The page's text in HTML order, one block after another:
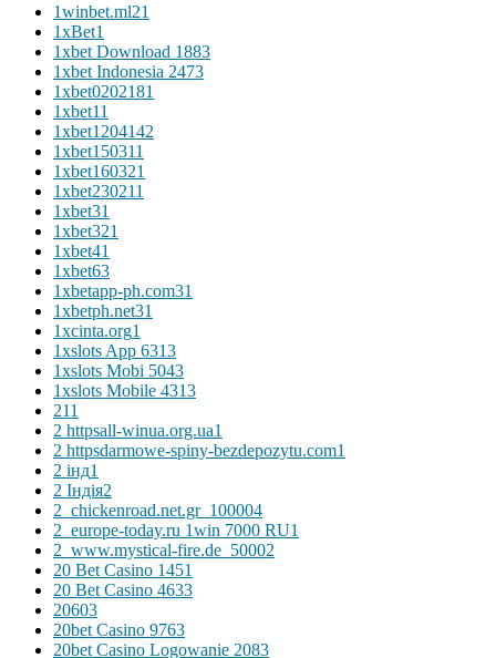
1winbet.ml21
1xBet1
1xbet Download 1883
1xbet Indonesia 2473
1xbet0202181
1xbet11
1xbet1204142
1xbet150311
1xbet160321
1xbet230211
1xbet31
1xbet321
1xbet41
1xbet63
1xbetapp-ph.com31
1xbetph.net31
1xcinta.org1
1xslots App 6313
1xslots Mobi 5043
1xslots Mobile 4313
211
2 httpsall-winua.org.ua1
2 httpsdarmowe-spiny-bezdepozytu.com1
2 інд1
2 Індія2
2_chickenroad.net.gr_100004
2_europe-today.ru 1win 7000 RU1
2_www.mystical-fire.de_50002
20 Bet Casino 1451
20 Bet Casino 4633
20603
20bet Casino 9763
20bet Casino Logowanie 2083